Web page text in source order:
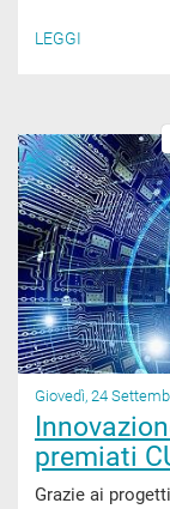
LEGGI
Giovedì, 24
premiati
Grazie ai